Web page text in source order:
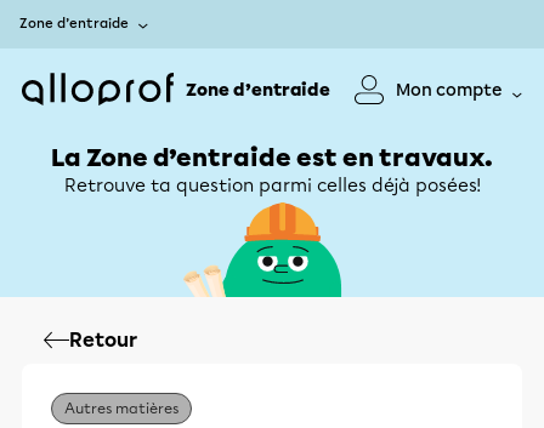
Zone d’entraide
Zone d’entraide Mon compte
La Zone d’entraide est en travaux.
Retrouve ta question parmi celles déjà posées!
Retour
Autres matières